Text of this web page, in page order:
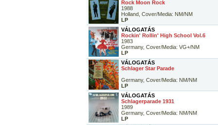
Rock Moon Rock
1988
Holland, Cover/Media: NM/NM
LP
VÁLOGATÁS
Rockin' Rollin' High School Vol.6
1983
Germany, Cover/Media: VG+/NM
LP
VÁLOGATÁS
Schlager Star Parade
Germany, Cover/Media: NM/NM
LP
VÁLOGATÁS
Schlagerparade 1931
1989
Germany, Cover/Media: NM/NM
LP